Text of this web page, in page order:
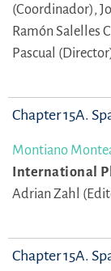
(Coordinador),
Ramón Salelles
Pascual
Chapter 15A.
Montiano
International
Adrian Zahl
Chapter 15A.